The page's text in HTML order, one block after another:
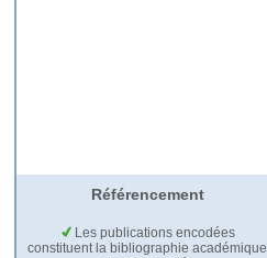
Référencement
Les publications encodées
constituent la bibliographie académique